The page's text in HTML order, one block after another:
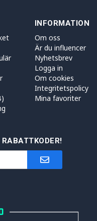
INFORMATION
Om oss
Är du influencer
Nyhetsbrev
Logga in
Om cookies
Integritetspolicy
Mina favoriter